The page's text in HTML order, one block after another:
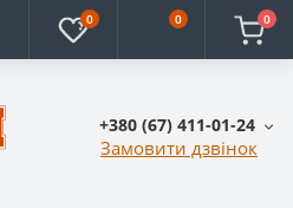
0 0 0
+380 (67) 411-01-24
Замовити дзвінок